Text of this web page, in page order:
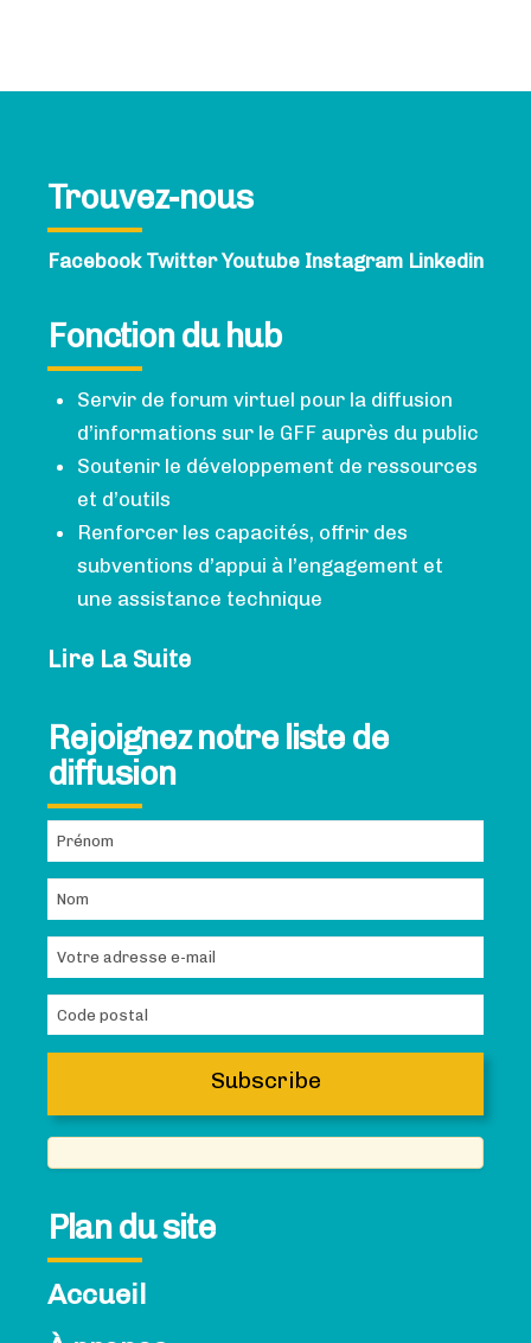
Trouvez-nous
Facebook Twitter Youtube Instagram Linkedin
Fonction du hub
Servir de forum virtuel pour la diffusion
d’informations sur le GFF auprès du public
Soutenir le développement de ressources
et d’outils
Renforcer les capacités, offrir des
subventions d’appui à l’engagement et
une assistance technique
Lire La Suite
Rejoignez notre liste de
diffusion
Plan du site
Accueil